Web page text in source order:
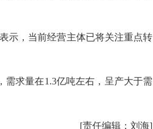
示，当前经营主体已将关注重点转
求量在1.3亿吨左右，呈产大于需
[责任编辑：刘海]